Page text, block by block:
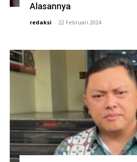
Alasannya
redaksi - 22 Februari 2024